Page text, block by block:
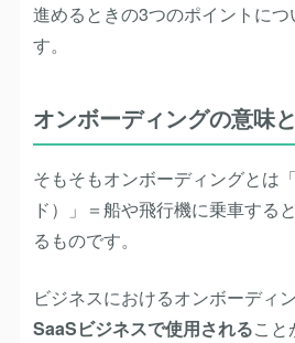
進めるときの3つのポイントにつ
す。
オンボーディングの意味
そもそもオンボーディングとは
ド）」＝船や飛行機に乗車する
るものです。
ビジネスにおけるオンボーディン
SaaSビジネスで使用されること